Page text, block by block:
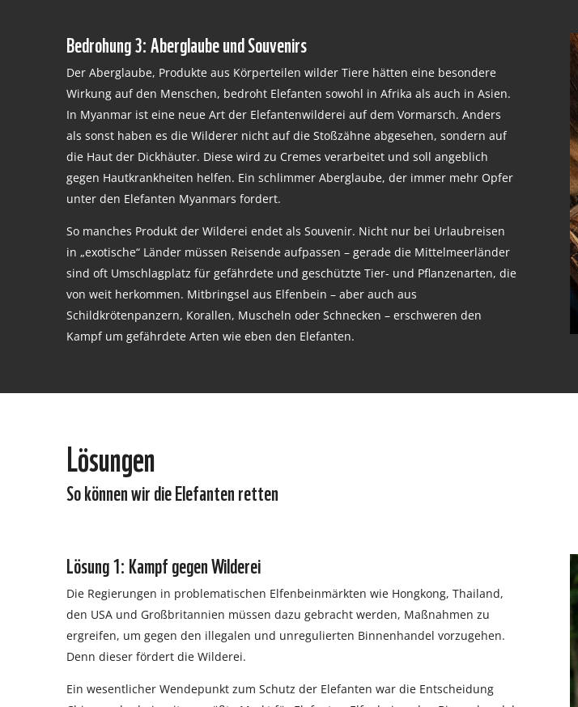
Bedrohung 3: Aberglaube und Souvenirs
Der Aberglaube, Produkte aus Körperteilen wilder Tiere hätten eine besondere
Wirkung auf den Menschen, bedroht Elefanten sowohl in Afrika als auch in Asien.
In Myanmar ist eine neue Art der Elefantenwilderei auf dem Vormarsch. Anders
als sonst haben es die Wilderer nicht auf die Stoßzähne abgesehen, sondern auf
die Haut der Dickhäuter. Diese wird zu Cremes verarbeitet und soll angeblich
gegen Hautkrankheiten helfen. Ein schlimmer Aberglaube, der immer mehr Opfer
unter den Elefanten Myanmars fordert.
So manches Produkt der Wilderei endet als Souvenir. Nicht nur bei Urlaubreisen
in „exotische“ Länder müssen Reisende aufpassen – gerade die Mittelmeerländer
sind oft Umschlagplatz für gefährdete und geschützte Tier- und Pflanzenarten, die
von weit herkommen. Mitbringsel aus Elfenbein – aber auch aus
Schildkrötenpanzern, Korallen, Muscheln oder Schnecken – erschweren den
Kampf um gefährdete Arten wie eben den Elefanten.
Lösungen
So können wir die Elefanten retten
Lösung 1: Kampf gegen Wilderei
Die Regierungen in problematischen Elfenbeinmärkten wie Hongkong, Thailand,
den USA und Großbritannien müssen dazu gebracht werden, Maßnahmen zu
ergreifen, um gegen den illegalen und unregulierten Binnenhandel vorzugehen.
Denn dieser fördert die Wilderei.
Ein wesentlicher Wendepunkt zum Schutz der Elefanten war die Entscheidung